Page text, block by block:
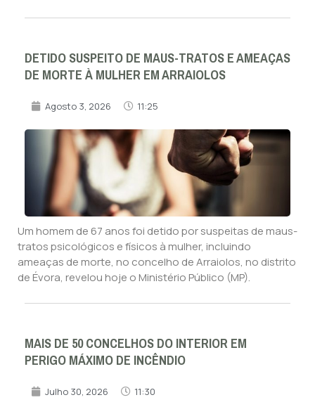
DETIDO SUSPEITO DE MAUS-TRATOS E AMEAÇAS
DE MORTE À MULHER EM ARRAIOLOS
Agosto 3, 2026 11:25
Um homem de 67 anos foi detido por suspeitas de maus-
tratos psicológicos e físicos à mulher, incluindo
ameaças de morte, no concelho de Arraiolos, no distrito
de Évora, revelou hoje o Ministério Público (MP).
MAIS DE 50 CONCELHOS DO INTERIOR EM
PERIGO MÁXIMO DE INCÊNDIO
Julho 30, 2026 11:30